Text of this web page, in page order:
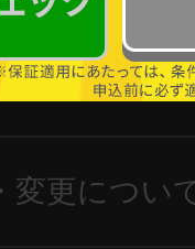
問
変更につい